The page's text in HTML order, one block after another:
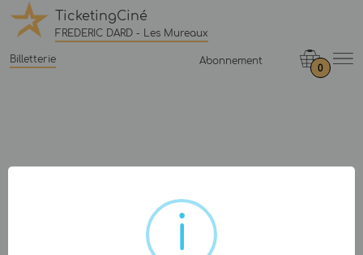
TicketingCiné
FREDERIC DARD - Les Mureaux
Billetterie Abonnement
0